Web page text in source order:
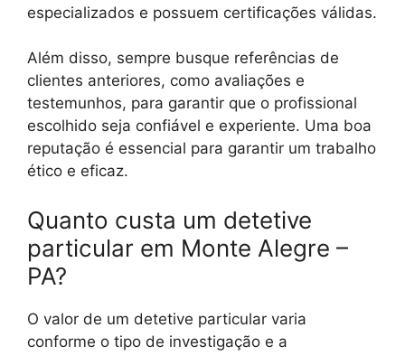
especializados e possuem certificações válidas.
Além disso, sempre busque referências de
clientes anteriores, como avaliações e
testemunhos, para garantir que o profissional
escolhido seja confiável e experiente. Uma boa
reputação é essencial para garantir um trabalho
ético e eficaz.
Quanto custa um detetive
particular em Monte Alegre –
PA?
O valor de um detetive particular varia
conforme o tipo de investigação e a